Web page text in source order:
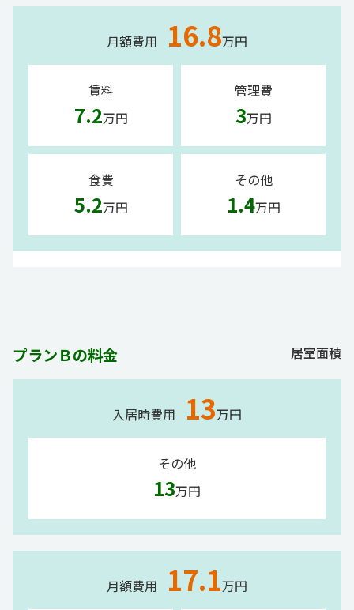
月額費用 16.8万円
賃料
7.2万円
管理費
3万円
食費
5.2万円
その他
1.4万円
プランＢの料金 居室面積
入居時費用 13万円
その他
13万円
月額費用 17.1万円